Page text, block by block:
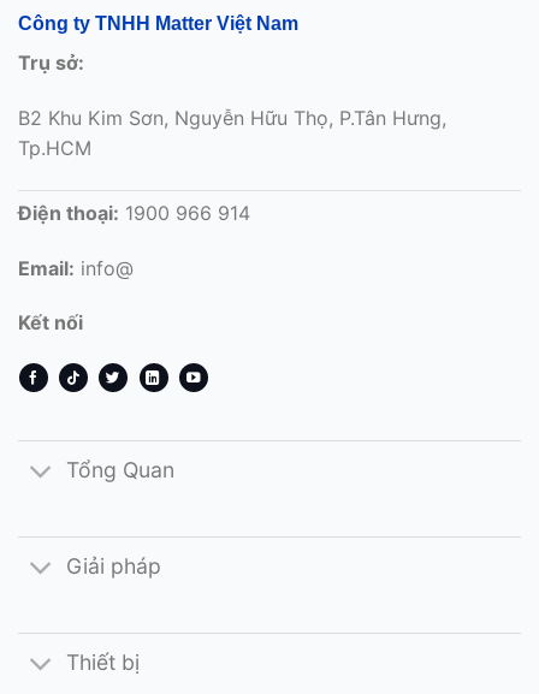
Công ty TNHH Matter Việt Nam
Trụ sở:
B2 Khu Kim Sơn, Nguyễn Hữu Thọ, P.Tân Hưng,
Tp.HCM
Điện thoại: 1900 966 914
Email: info@
Kết nối
Tổng Quan
Giải pháp
Thiết bị